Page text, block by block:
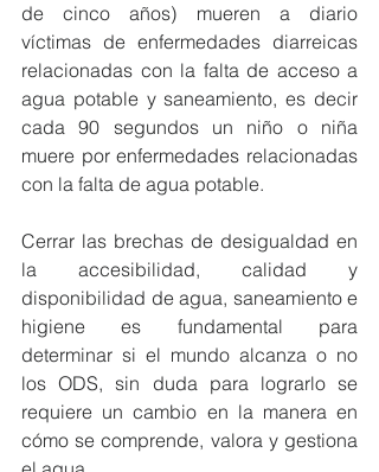
de cinco años) mueren a diario
víctimas de enfermedades diarreicas
relacionadas con la falta de acceso a
agua potable y saneamiento, es decir
cada 90 segundos un niño o niña
muere por enfermedades relacionadas
con la falta de agua potable.
Cerrar las brechas de desigualdad en
la accesibilidad, calidad y
disponibilidad de agua, saneamiento e
higiene es fundamental para
determinar si el mundo alcanza o no
los ODS, sin duda para lograrlo se
requiere un cambio en la manera en
cómo se comprende, valora y gestiona